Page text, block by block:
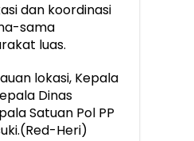
dan koordinasi
sama
luas.
lokasi, Kepala
Dinas
Satuan Pol PP
Heri)